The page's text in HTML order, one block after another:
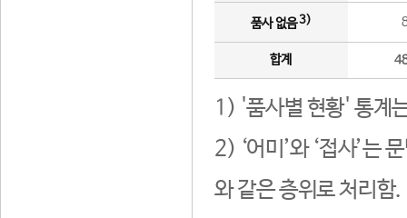
품사 없음3)
합계
1) '품사별 현황' 통계
2) ‘어미’와 ‘접사’는
와 같은 층위로 처리함.